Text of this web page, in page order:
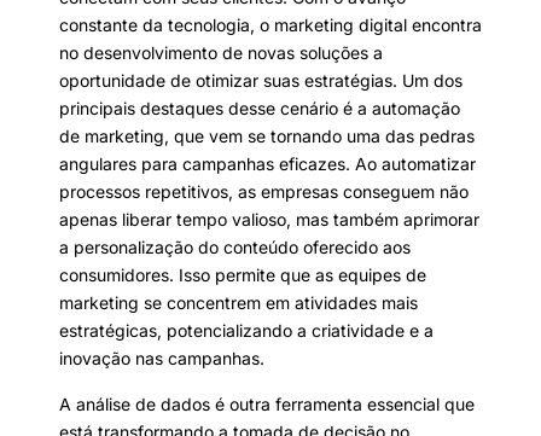
constante da tecnologia, o marketing digital encontra
no desenvolvimento de novas soluções a
oportunidade de otimizar suas estratégias. Um dos
principais destaques desse cenário é a automação
de marketing, que vem se tornando uma das pedras
angulares para campanhas eficazes. Ao automatizar
processos repetitivos, as empresas conseguem não
apenas liberar tempo valioso, mas também aprimorar
a personalização do conteúdo oferecido aos
consumidores. Isso permite que as equipes de
marketing se concentrem em atividades mais
estratégicas, potencializando a criatividade e a
inovação nas campanhas.
A análise de dados é outra ferramenta essencial que
está transformando a tomada de decisão no